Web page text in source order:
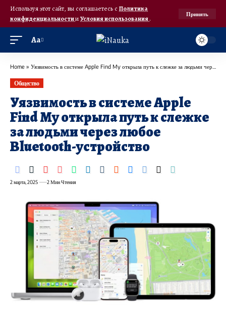
Используя этот сайт, вы соглашаетесь с Политика
конфиденциальностииУсловия использования.
Принять
Аа
Home » Уязвимость в системе Apple Find My открыла путь к слежке за людьми через любое Bluetooth-устройство
Общество
Уязвимость в системе Apple
Find My открыла путь к слежке
за людьми через любое
Bluetooth-устройство
2 марта, 2025 2 Мин Чтения